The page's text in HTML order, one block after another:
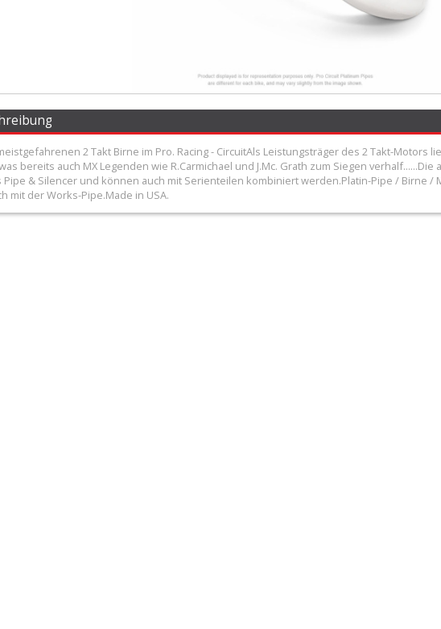
2 Takt Birne im Pro. Racing - CircuitAls Leistungsträger des 2 Takt-Motors
bereits auch MX Legenden wie R.Carmichael und J.Mc. Grath zum Siegen
& Silencer und können auch mit Serienteilen kombiniert werden.Platin-Pipe / Birne /
mit der Works-Pipe.Made in USA.